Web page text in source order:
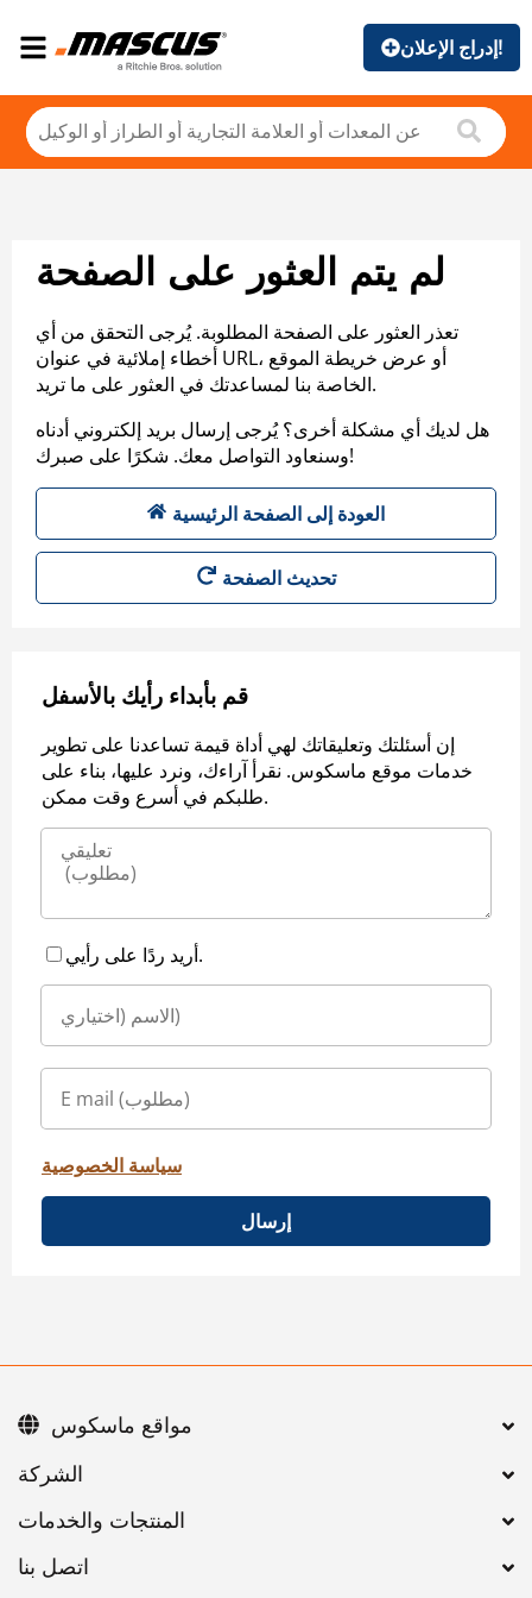
إدراج الإعلان!
لم يتم العثور على الصفحة
تعذر العثور على الصفحة المطلوبة. يُرجى التحقق من أي
أخطاء إملائية في عنوان URL، أو عرض خريطة الموقع
الخاصة بنا لمساعدتك في العثور على ما تريد.
هل لديك أي مشكلة أخرى؟ يُرجى إرسال بريد إلكتروني أدناه
وسنعاود التواصل معك. شكرًا على صبرك!
العودة إلى الصفحة الرئيسية
تحديث الصفحة
قم بأبداء رأيك بالأسفل
إن أسئلتك وتعليقاتك لهي أداة قيمة تساعدنا على تطوير
خدمات موقع ماسكوس. نقرأ آراءك، ونرد عليها، بناء على
طلبكم في أسرع وقت ممكن.
أريد ردًا على رأيي.
سياسة الخصوصية
إرسال
اتصل بنا
مواقع ماسكوس